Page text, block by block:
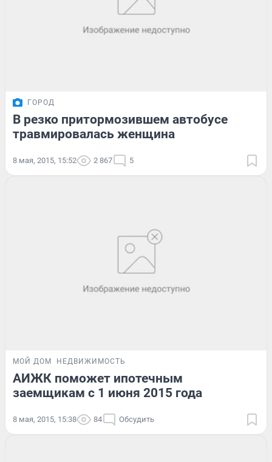
ГОРОД
В резко притормозившем автобусе
травмировалась женщина
8 мая, 2015, 15:52 2 867 5
МОЙ ДОМ НЕДВИЖИМОСТЬ
АИЖК поможет ипотечным
заемщикам с 1 июня 2015 года
8 мая, 2015, 15:38 84 Обсудить